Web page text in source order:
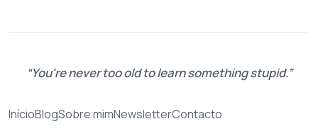
You're never too old to learn something stupid.
InícioBlogSobre mimNewsletterContacto